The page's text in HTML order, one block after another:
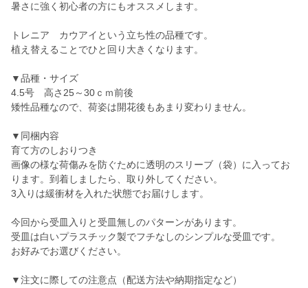
暑さに強く初心者の方にもオススメします。
トレニア カウアイという立ち性の品種です。
植え替えることでひと回り大きくなります。
▼品種・サイズ
4.5号 高さ25～30ｃｍ前後
矮性品種なので、荷姿は開花後もあまり変わりません。
▼同梱内容
育て方のしおりつき
画像の様な荷傷みを防ぐために透明のスリーブ（袋）に入ってお
ります。到着しましたら、取り外してください。
3入りは緩衝材を入れた状態でお届けします。
今回から受皿入りと受皿無しのパターンがあります。
受皿は白いプラスチック製でフチなしのシンプルな受皿です。
お好みでお選びください。
▼注文に際しての注意点（配送方法や納期指定など）